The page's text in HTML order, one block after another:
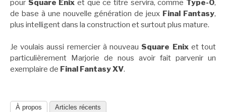
pour Square Enix et que ce titre servira, comme Type-0,
de base à une nouvelle génération de jeux Final Fantasy,
plus intelligent dans la construction et surtout plus mature.
Je voulais aussi remercier à nouveau Square Enixet tout
particulièrement Marjorie de nous avoir fait parvenir un
exemplaire de Final Fantasy XV.
À propos Articles récents